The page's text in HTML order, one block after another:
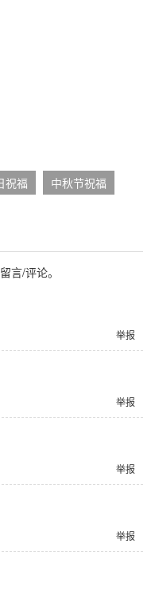
祝福 中秋节祝福
言/评论。
举报
举报
举报
举报